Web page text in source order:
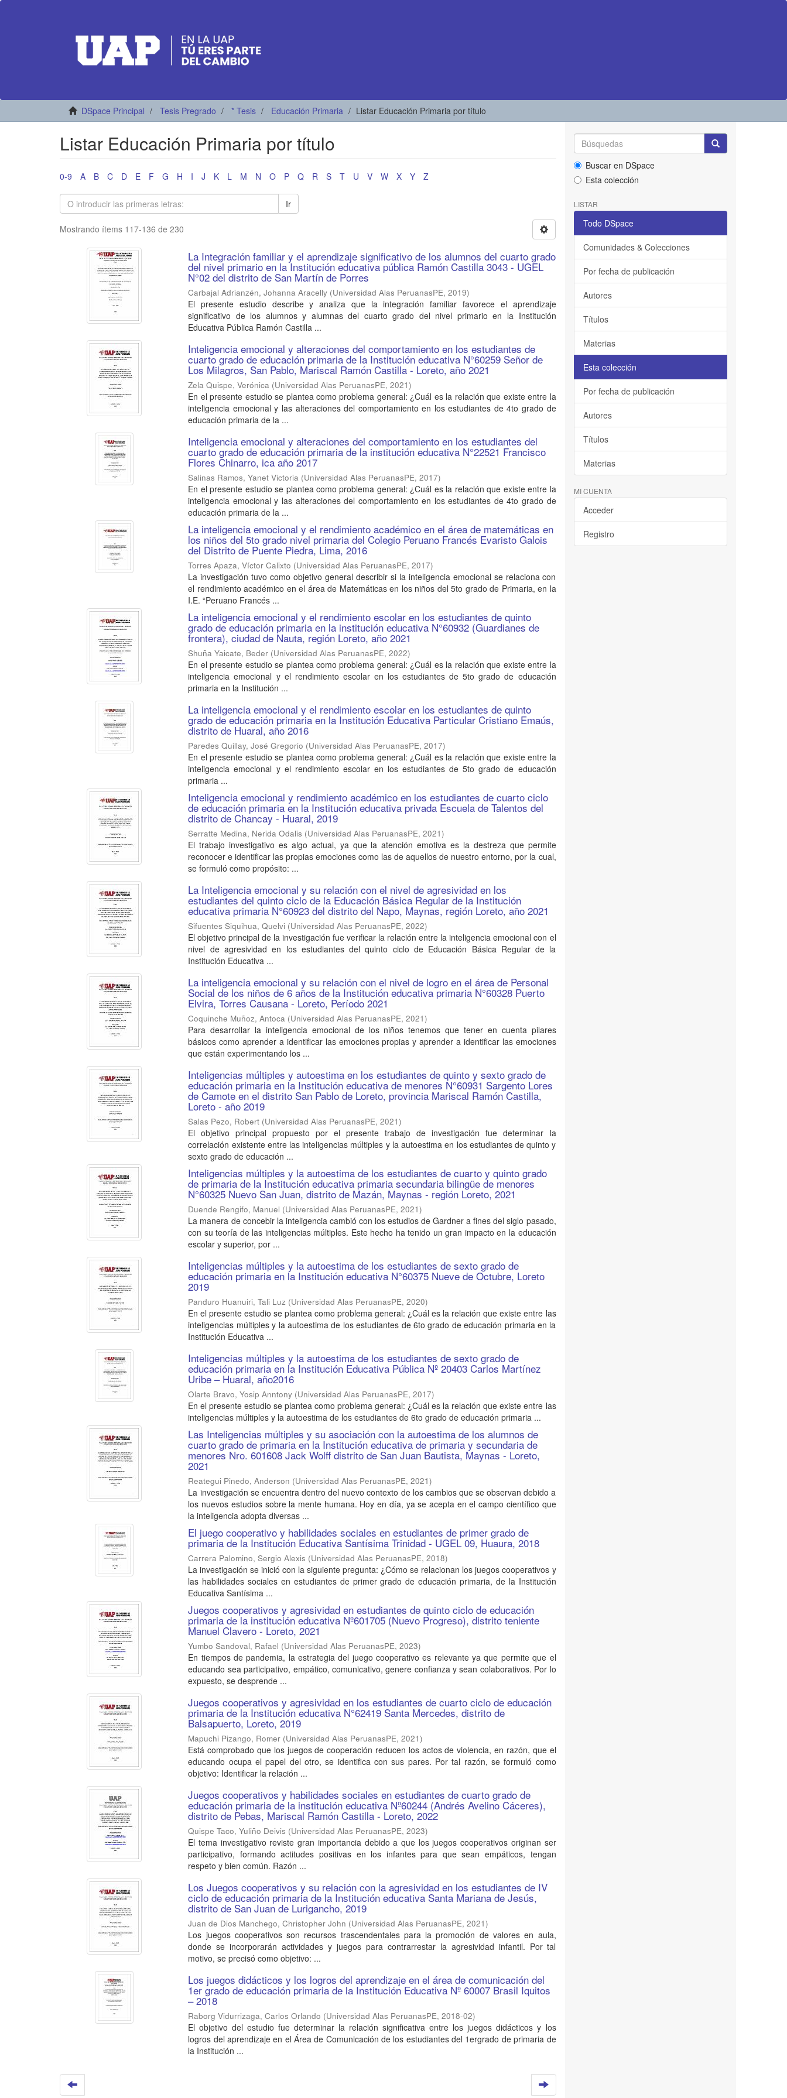
DSpace Principal Tesis Pregrado * Tesis Educación Primaria Listar Educación Primaria por título
Listar Educación Primaria por título
0-9 A B C D E F G H I J K L M N O P Q R S T U V W X Y Z
Ir
Mostrando ítems 117-136 de 230
La Integración familiar y el aprendizaje significativo de los alumnos del cuarto grado
del nivel primario en la Institución educativa pública Ramón Castilla 3043 - UGEL
N°02 del distrito de San Martín de Porres
Carbajal Adrianzén, Johanna Aracelly (Universidad Alas PeruanasPE,2019)
El presente estudio describe y analiza que la integración familiar favorece el aprendizaje
significativo de los alumnos y alumnas del cuarto grado del nivel primario en la Institución
Educativa Pública Ramón Castilla ...
Inteligencia emocional y alteraciones del comportamiento en los estudiantes de
cuarto grado de educación primaria de la Institución educativa N°60259 Señor de
Los Milagros, San Pablo, Mariscal Ramón Castilla - Loreto, año 2021
Zela Quispe, Verónica (Universidad Alas PeruanasPE,2021)
En el presente estudio se plantea como problema general: ¿Cuál es la relación que existe entre la
inteligencia emocional y las alteraciones del comportamiento en los estudiantes de 4to grado de
educación primaria de la ...
Inteligencia emocional y alteraciones del comportamiento en los estudiantes del
cuarto grado de educación primaria de la institución educativa N°22521 Francisco
Flores Chinarro, ica año 2017
Salinas Ramos, Yanet Victoria (Universidad Alas PeruanasPE,2017)
En el presente estudio se plantea como problema general: ¿Cuál es la relación que existe entre la
inteligencia emocional y las alteraciones del comportamiento en los estudiantes de 4to grado de
educación primaria de la ...
La inteligencia emocional y el rendimiento académico en el área de matemáticas en
los niños del 5to grado nivel primaria del Colegio Peruano Francés Evaristo Galois
del Distrito de Puente Piedra, Lima, 2016
Torres Apaza, Víctor Calixto (Universidad Alas PeruanasPE,2017)
La investigación tuvo como objetivo general describir si la inteligencia emocional se relaciona con
el rendimiento académico en el área de Matemáticas en los niños del 5to grado de Primaria, en la
I.E. “Peruano Francés ...
La inteligencia emocional y el rendimiento escolar en los estudiantes de quinto
grado de educación primaria en la institución educativa N°60932 (Guardianes de
frontera), ciudad de Nauta, región Loreto, año 2021
Shuña Yaicate, Beder (Universidad Alas PeruanasPE,2022)
En el presente estudio se plantea como problema general: ¿Cuál es la relación que existe entre la
inteligencia emocional y el rendimiento escolar en los estudiantes de 5to grado de educación
primaria en la Institución ...
La inteligencia emocional y el rendimiento escolar en los estudiantes de quinto
grado de educación primaria en la Institución Educativa Particular Cristiano Emaús,
distrito de Huaral, año 2016
Paredes Quillay, José Gregorio (Universidad Alas PeruanasPE,2017)
En el presente estudio se plantea como problema general: ¿Cuál es la relación que existe entre la
inteligencia emocional y el rendimiento escolar en los estudiantes de 5to grado de educación
primaria ...
Inteligencia emocional y rendimiento académico en los estudiantes de cuarto ciclo
de educación primaria en la Institución educativa privada Escuela de Talentos del
distrito de Chancay - Huaral, 2019
Serratte Medina, Nerida Odalis (Universidad Alas PeruanasPE,2021)
El trabajo investigativo es algo actual, ya que la atención emotiva es la destreza que permite
reconocer e identificar las propias emociones como las de aquellos de nuestro entorno, por la cual,
se formuló como propósito: ...
La Inteligencia emocional y su relación con el nivel de agresividad en los
estudiantes del quinto ciclo de la Educación Básica Regular de la Institución
educativa primaria N°60923 del distrito del Napo, Maynas, región Loreto, año 2021
Sifuentes Siquihua, Quelvi (Universidad Alas PeruanasPE,2022)
El objetivo principal de la investigación fue verificar la relación entre la inteligencia emocional con el
nivel de agresividad en los estudiantes del quinto ciclo de Educación Básica Regular de la
Institución Educativa ...
La inteligencia emocional y su relación con el nivel de logro en el área de Personal
Social de los niños de 6 años de la Institución educativa primaria N°60328 Puerto
Elvira, Torres Causana - Loreto, Período 2021
Coquinche Muñoz, Antoca (Universidad Alas PeruanasPE,2021)
Para desarrollar la inteligencia emocional de los niños tenemos que tener en cuenta pilares
básicos como aprender a identificar las emociones propias y aprender a identificar las emociones
que están experimentando los ...
Inteligencias múltiples y autoestima en los estudiantes de quinto y sexto grado de
educación primaria en la Institución educativa de menores N°60931 Sargento Lores
de Camote en el distrito San Pablo de Loreto, provincia Mariscal Ramón Castilla,
Loreto - año 2019
Salas Pezo, Robert (Universidad Alas PeruanasPE,2021)
El objetivo principal propuesto por el presente trabajo de investigación fue determinar la
correlación existente entre las inteligencias múltiples y la autoestima en los estudiantes de quinto y
sexto grado de educación ...
Inteligencias múltiples y la autoestima de los estudiantes de cuarto y quinto grado
de primaria de la Institución educativa primaria secundaria bilingüe de menores
N°60325 Nuevo San Juan, distrito de Mazán, Maynas - región Loreto, 2021
Duende Rengifo, Manuel (Universidad Alas PeruanasPE,2021)
La manera de concebir la inteligencia cambió con los estudios de Gardner a fines del siglo pasado,
con su teoría de las inteligencias múltiples. Este hecho ha tenido un gran impacto en la educación
escolar y superior, por ...
Inteligencias múltiples y la autoestima de los estudiantes de sexto grado de
educación primaria en la Institución educativa N°60375 Nueve de Octubre, Loreto
2019
Panduro Huanuiri, Tali Luz (Universidad Alas PeruanasPE,2020)
En el presente estudio se plantea como problema general: ¿Cuál es la relación que existe entre las
inteligencias múltiples y la autoestima de los estudiantes de 6to grado de educación primaria en la
Institución Educativa ...
Inteligencias múltiples y la autoestima de los estudiantes de sexto grado de
educación primaria en la Institución Educativa Pública Nº 20403 Carlos Martínez
Uribe – Huaral, año2016
Olarte Bravo, Yosip Anntony (Universidad Alas PeruanasPE,2017)
En el presente estudio se plantea como problema general: ¿Cuál es la relación que existe entre las
inteligencias múltiples y la autoestima de los estudiantes de 6to grado de educación primaria ...
Las Inteligencias múltiples y su asociación con la autoestima de los alumnos de
cuarto grado de primaria en la Institución educativa de primaria y secundaria de
menores Nro. 601608 Jack Wolff distrito de San Juan Bautista, Maynas - Loreto,
2021
Reategui Pinedo, Anderson (Universidad Alas PeruanasPE,2021)
La investigación se encuentra dentro del nuevo contexto de los cambios que se observan debido a
los nuevos estudios sobre la mente humana. Hoy en día, ya se acepta en el campo científico que
la inteligencia adopta diversas ...
El juego cooperativo y habilidades sociales en estudiantes de primer grado de
primaria de la Institución Educativa Santísima Trinidad - UGEL 09, Huaura, 2018
Carrera Palomino, Sergio Alexis (Universidad Alas PeruanasPE,2018)
La investigación se inició con la siguiente pregunta: ¿Cómo se relacionan los juegos cooperativos y
las habilidades sociales en estudiantes de primer grado de educación primaria, de la Institución
Educativa Santísima ...
Juegos cooperativos y agresividad en estudiantes de quinto ciclo de educación
primaria de la institución educativa Nº601705 (Nuevo Progreso), distrito teniente
Manuel Clavero - Loreto, 2021
Yumbo Sandoval, Rafael (Universidad Alas PeruanasPE,2023)
En tiempos de pandemia, la estrategia del juego cooperativo es relevante ya que permite que el
educando sea participativo, empático, comunicativo, genere confianza y sean colaborativos. Por lo
expuesto, se desprende ...
Juegos cooperativos y agresividad en los estudiantes de cuarto ciclo de educación
primaria de la Institución educativa N°62419 Santa Mercedes, distrito de
Balsapuerto, Loreto, 2019
Mapuchi Pizango, Romer (Universidad Alas PeruanasPE,2021)
Está comprobado que los juegos de cooperación reducen los actos de violencia, en razón, que el
educando ocupa el papel del otro, se identifica con sus pares. Por tal razón, se formuló como
objetivo: Identificar la relación ...
Juegos cooperativos y habilidades sociales en estudiantes de cuarto grado de
educación primaria de la institución educativa Nº60244 (Andrés Avelino Cáceres),
distrito de Pebas, Mariscal Ramón Castilla - Loreto, 2022
Quispe Taco, Yuliño Deivis (Universidad Alas PeruanasPE,2023)
El tema investigativo reviste gran importancia debido a que los juegos cooperativos originan ser
participativo, formando actitudes positivas en los infantes para que sean empáticos, tengan
respeto y bien común. Razón ...
Los Juegos cooperativos y su relación con la agresividad en los estudiantes de IV
ciclo de educación primaria de la Institución educativa Santa Mariana de Jesús,
distrito de San Juan de Lurigancho, 2019
Juan de Dios Manchego, Christopher John (Universidad Alas PeruanasPE,2021)
Los juegos cooperativos son recursos trascendentales para la promoción de valores en aula,
donde se incorporarán actividades y juegos para contrarrestar la agresividad infantil. Por tal
motivo, se precisó como objetivo: ...
Los juegos didácticos y los logros del aprendizaje en el área de comunicación del
1er grado de educación primaria de la Institución Educativa Nº 60007 Brasil Iquitos
– 2018
Raborg Vidurrizaga, Carlos Orlando (Universidad Alas PeruanasPE,2018-02)
El objetivo del estudio fue determinar la relación significativa entre los juegos didácticos y los
logros del aprendizaje en el Área de Comunicación de los estudiantes del 1ergrado de primaria de
la Institución ...
Buscar en DSpace
Esta colección
LISTAR
Todo DSpace
Comunidades & Colecciones
Por fecha de publicación
Autores
Títulos
Materias
Esta colección
Por fecha de publicación
Autores
Títulos
Materias
MI CUENTA
Acceder
Registro